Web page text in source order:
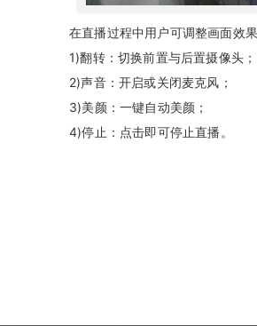
在直播过程中用户可调整画面效
1)翻转：切换前置与后置摄像头；
2)声音：开启或关闭麦克风；
3)美颜：一键自动美颜；
4)停止：点击即可停止直播。